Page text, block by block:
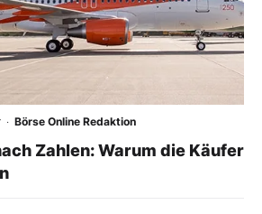
· Börse Online Redaktion
Zahlen: Warum die Käufer